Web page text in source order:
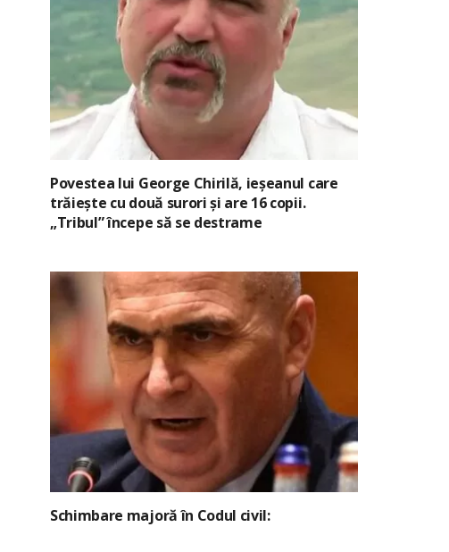
Povestea lui George Chirilă, ieșeanul care
trăiește cu două surori și are 16 copii.
„Tribul” începe să se destrame
Schimbare majoră în Codul civil: